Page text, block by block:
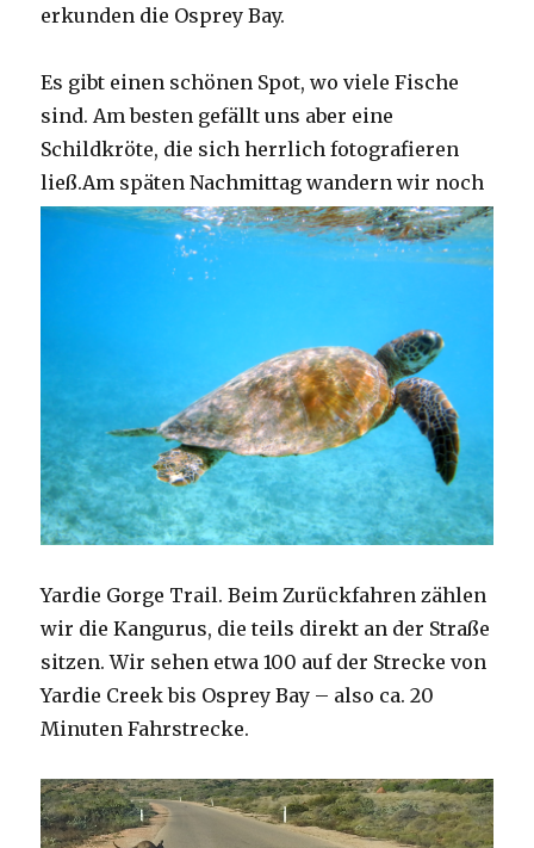
erkunden die Osprey Bay.
Es gibt einen schönen Spot, wo viele Fische
sind. Am besten gefällt uns aber eine
Schildkröte, die sich herrlich fotografieren
ließ.Am späten Nachmittag wandern wir noch
Yardie Gorge Trail. Beim Zurückfahren zählen
wir die Kangurus, die teils direkt an der Straße
sitzen. Wir sehen etwa 100 auf der Strecke von
Yardie Creek bis Osprey Bay – also ca. 20
Minuten Fahrstrecke.